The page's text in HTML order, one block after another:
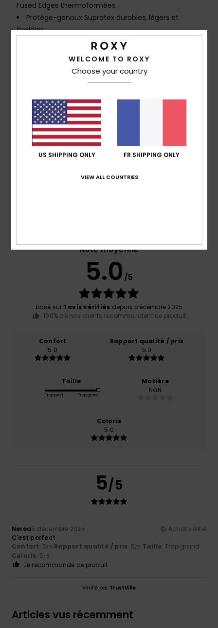
Fused Edges thermoformées
Protège-genoux Supratex durables, légers et
flexibles
L'emplacement de l'imprimé peut varier
[Matière principale] 87% polyester recyclé,
Traçabilité du produit (Loi Agec)
Livraison & Retours
Note moyenne
5.0 /5
basé sur 1 avis vérifiés depuis décembre 2025
100% de nos clients recommandent ce produit
Confort
5.0
Rapport qualité / prix
5.0
Taille
Trop petit Trop grand
Matière
NaN
Coloris
5.0
5/5
Nerea5 décembre 2025
Achat vérifié
C'est perfect
Confort: 5/5 Rapport qualité / prix: 5/5 Taille: Trop grand
Coloris: 5/5
Je recommande ce produit
Vérifié par TrustVille
Articles vus récemment
WELCOME TO ROXY
Choose your country
US SHIPPING ONLY FR SHIPPING ONLY
VIEW ALL COUNTRIES